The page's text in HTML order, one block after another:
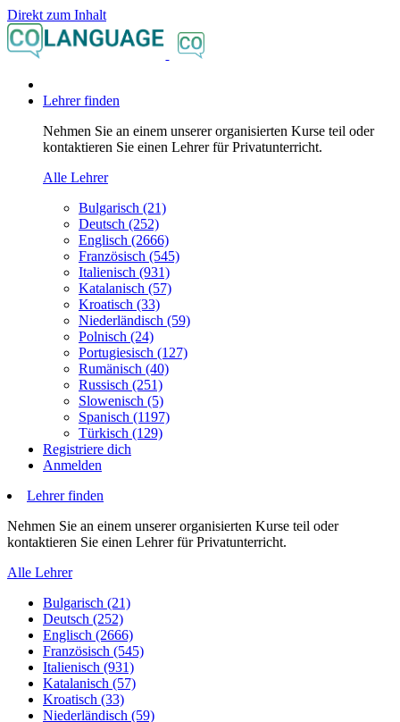
Direkt zum Inhalt
Lehrer finden
Nehmen Sie an einem unserer organisierten Kurse teil oder
kontaktieren Sie einen Lehrer für Privatunterricht.
Alle Lehrer
Bulgarisch (21)
Deutsch (252)
Englisch (2666)
Französisch (545)
Italienisch (931)
Katalanisch (57)
Kroatisch (33)
Niederländisch (59)
Polnisch (24)
Portugiesisch (127)
Rumänisch (40)
Russisch (251)
Slowenisch (5)
Spanisch (1197)
Türkisch (129)
Registriere dich
Anmelden
Lehrer finden
Nehmen Sie an einem unserer organisierten Kurse teil oder
kontaktieren Sie einen Lehrer für Privatunterricht.
Alle Lehrer
Bulgarisch (21)
Deutsch (252)
Englisch (2666)
Französisch (545)
Italienisch (931)
Katalanisch (57)
Kroatisch (33)
Niederländisch (59)